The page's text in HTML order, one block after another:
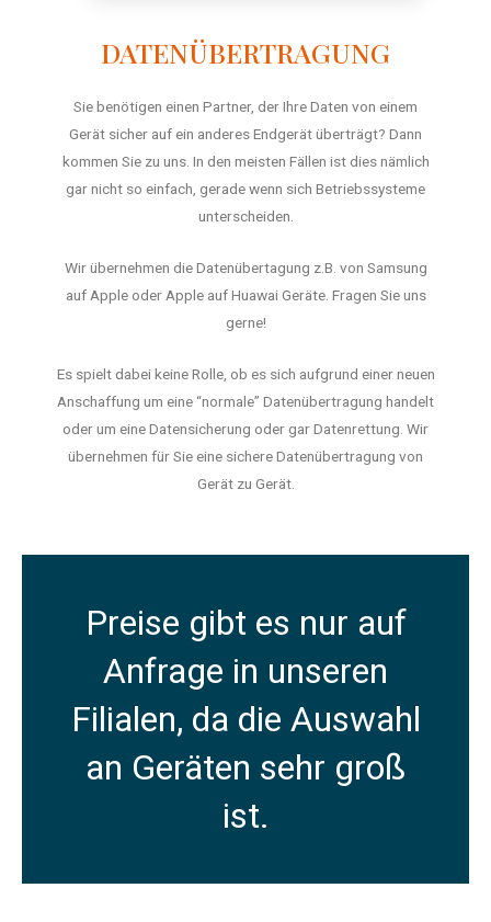
DATENÜBERTRAGUNG
Sie benötigen einen Partner, der Ihre Daten von einem
Gerät sicher auf ein anderes Endgerät überträgt? Dann
kommen Sie zu uns. In den meisten Fällen ist dies nämlich
gar nicht so einfach, gerade wenn sich Betriebssysteme
unterscheiden.
Wir übernehmen die Datenübertagung z.B. von Samsung
auf Apple oder Apple auf Huawai Geräte. Fragen Sie uns
gerne!
Es spielt dabei keine Rolle, ob es sich aufgrund einer neuen
Anschaffung um eine “normale” Datenübertragung handelt
oder um eine Datensicherung oder gar Datenrettung. Wir
übernehmen für Sie eine sichere Datenübertragung von
Gerät zu Gerät.
Preise gibt es nur auf
Anfrage in unseren
Filialen, da die Auswahl
an Geräten sehr groß
ist.